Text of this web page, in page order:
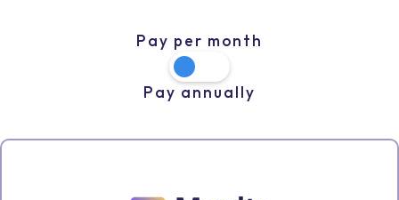
Pay per month
Pay annually